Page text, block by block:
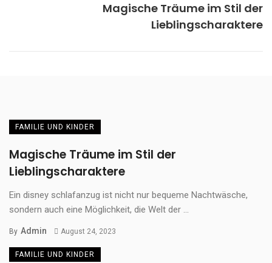
Magische Träume im Stil der
Lieblingscharaktere
FAMILIE UND KINDER
Magische Träume im Stil der
Lieblingscharaktere
Ein disney schlafanzug ist nicht nur bequeme Nachtwäsche,
sondern auch eine Möglichkeit, die Welt der ...
By Admin August 24, 2023
FAMILIE UND KINDER